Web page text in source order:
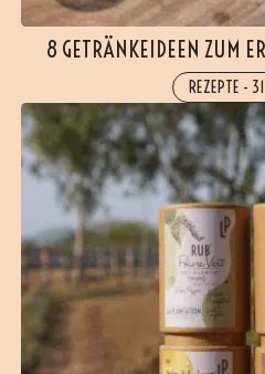
8 GETRÄNKEIDEEN ZUM
REZEPTE -